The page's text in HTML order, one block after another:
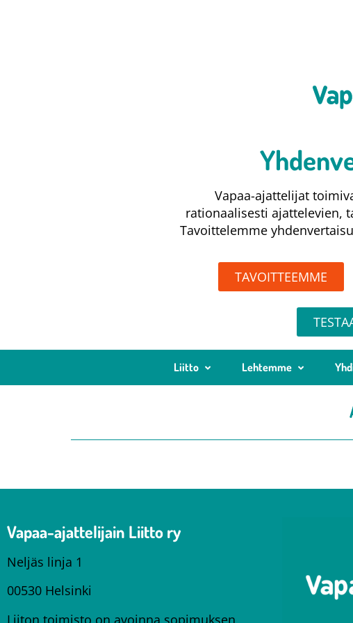
Vapaa-ajattelijat
rationaalisesti ajattelevien,
Tavoittelemme
TAVOITTEEMME
Liitto Lehtemme
Vapaa-ajattelijain Liitto ry
Neljäs linja 1
00530 Helsinki
Liiton toimisto on avoinna sopimuksen